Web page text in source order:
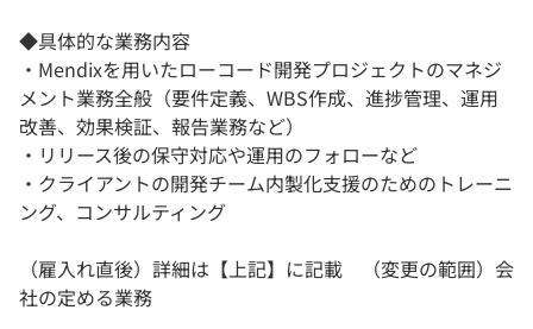
◆具体的な業務内容
・Mendixを用いたローコード開発プロジェクトのマネジ
メント業務全般（要件定義、WBS作成、進捗管理、運用
改善、効果検証、報告業務など）
・リリース後の保守対応や運用のフォローなど
・クライアントの開発チーム内製化支援のためのトレーニ
ング、コンサルティング
（雇入れ直後）詳細は【上記】に記載 （変更の範囲）会
社の定める業務